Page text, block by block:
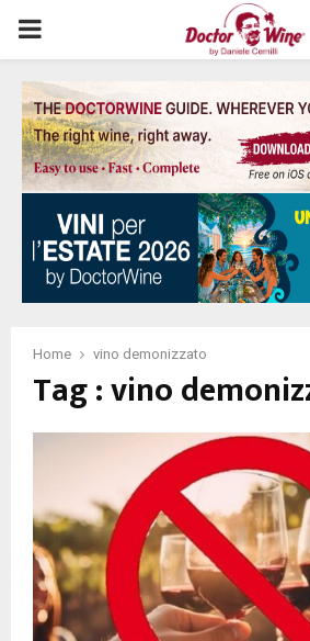
PRIMARY
MENU
Home vino demonizzato
Tag : vino